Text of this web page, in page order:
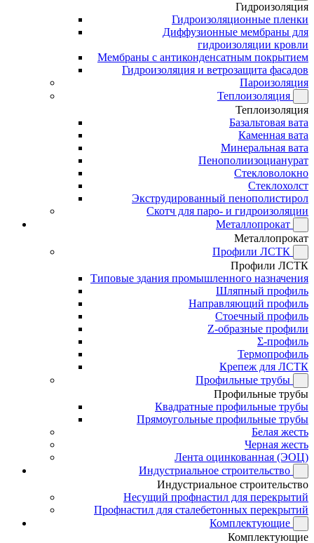
Гидроизоляция
Гидроизоляционные пленки
Диффузионные мембраны для
гидроизоляции кровли
Мембраны с антиконденсатным покрытием
Гидроизоляция и ветрозащита фасадов
Пароизоляция
Теплоизоляция
Теплоизоляция
Базальтовая вата
Каменная вата
Минеральная вата
Пенополиизоцианурат
Стекловолокно
Стеклохолст
Экструдированный пенополистирол
Скотч для паро- и гидроизоляции
Металлопрокат
Металлопрокат
Профили ЛСТК
Профили ЛСТК
Типовые здания промышленного назначения
Шляпный профиль
Направляющий профиль
Стоечный профиль
Z-образные профили
Σ-профиль
Термопрофиль
Крепеж для ЛСТК
Профильные трубы
Профильные трубы
Квадратные профильные трубы
Прямоугольные профильные трубы
Белая жесть
Черная жесть
Лента оцинкованная (ЭОЦ)
Индустриальное строительство
Индустриальное строительство
Несущий профнастил для перекрытий
Профнастил для сталебетонных перекрытий
Комплектующие
Комплектующие